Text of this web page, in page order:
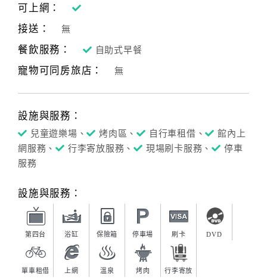
可上網：
接送：
無
餐飲服務： 自助式早餐
寵物可同房旅店： 無
設施與服務：
兒童遊樂場、 烤肉區、 自行車租借、
館內上
網服務、
行李寄放服務、 現場刷卡服務、
停車
服務
設施與服務：
第四台 浴缸 保險箱 停車場 刷卡 DVD
單車租借 上網 溫泉 烤肉 行李寄放